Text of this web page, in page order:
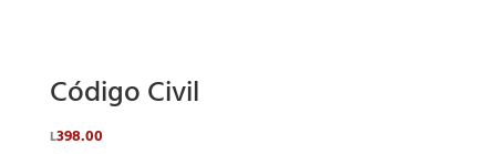
Código Civil
L398.00